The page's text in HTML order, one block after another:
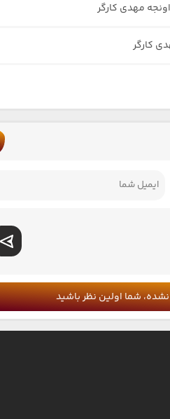
مهدی کارگر
کارگر
شما اولین نظر باشید